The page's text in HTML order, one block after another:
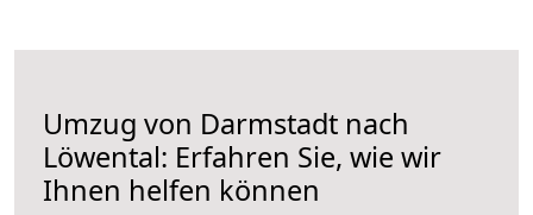
Umzug von Darmstadt nach
Löwental: Erfahren Sie, wie wir
Ihnen helfen können